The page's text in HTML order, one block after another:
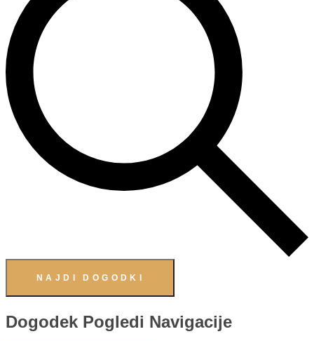
NAJDI DOGODKI
Dogodek Pogledi Navigacije